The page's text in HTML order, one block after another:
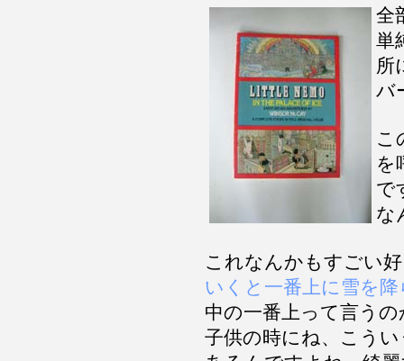
全
単
所
バ
こ
を
で
な
これなんかもすごい
いくと一番上に雪を
中の一番上って言う
子供の時にね、こう